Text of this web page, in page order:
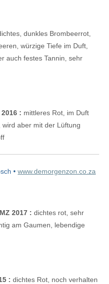
dunkles Brombeerrot,
würzige Tiefe im Duft,
auch festes Tannin, sehr
: mittleres Rot, im Duft
aber mit der Lüftung
• www.demorgenzon.co.za
2017 : dichtes rot, sehr
am Gaumen, lebendige
: dichtes Rot, noch verhalten